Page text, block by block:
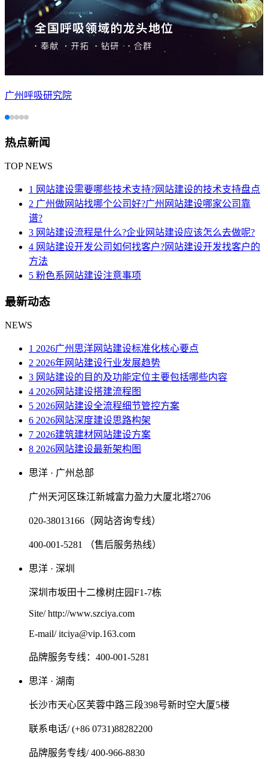
广州呼吸研究院
热点新闻
TOP NEWS
1 网站建设需要哪些技术支持?网站建设的技术支持盘点
2 广州做网站找哪个公司好?广州网站建设哪家公司靠
谱?
3 网站建设流程是什么?企业网站建设应该怎么去做呢?
4 网站建设开发公司如何找客户?网站建设开发找客户的
方法
5 粉色系网站建设注意事项
最新动态
NEWS
1 2026广州思洋网站建设标准化核心要点
2 2026年网站建设行业发展趋势
3 网站建设的目的及功能定位主要包括哪些内容
4 2026网站建设搭建流程图
5 2026网站建设全流程细节管控方案
6 2026网站深度建设思路构架
7 2026建筑建材网站建设方案
8 2026网站建设最新架构图
思洋 · 广州总部
广州天河区珠江新城富力盈力大厦北塔2706
020-38013166（网站咨询专线）
400-001-5281 （售后服务热线）
思洋 · 深圳
深圳市坂田十二橡树庄园F1-7栋
Site/ http://www.szciya.com
E-mail/ itciya@vip.163.com
品牌服务专线：400-001-5281
思洋 · 湖南
长沙市天心区芙蓉中路三段398号新时空大厦5楼
联系电话/ (+86 0731)88282200
品牌服务专线/ 400-966-8830